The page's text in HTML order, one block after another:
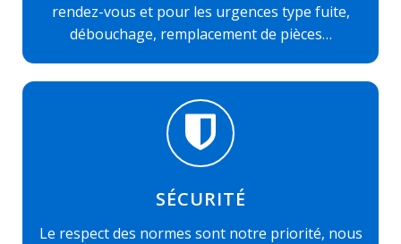
rendez-vous et pour les urgences type fuite,
débouchage, remplacement de pièces…
SÉCURITÉ
Le respect des normes sont notre priorité, nous